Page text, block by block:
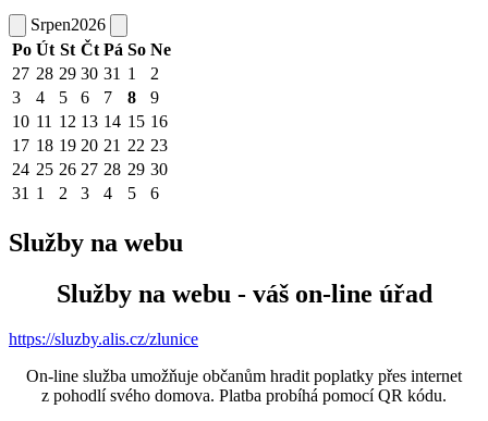
Srpen2026
Po Út St Čt Pá So Ne
27 28 29 30 31 1
2
3
4 5 6 7 8
9
10 11 12 13 14 15 16
17 18 19 20 21 22 23
24 25 26 27 28 29 30
31 1 2 3 4 5 6
Služby na webu
Služby na webu - váš on-line úřad
https://sluzby.alis.cz/zlunice
On-line služba umožňuje občanům hradit poplatky přes internet
z pohodlí svého domova. Platba probíhá pomocí QR kódu.